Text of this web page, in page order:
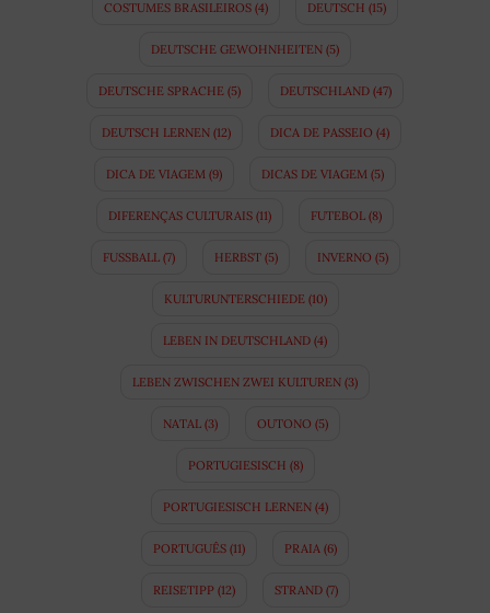
COSTUMES BRASILEIROS (4) DEUTSCH (15)
DEUTSCHE GEWOHNHEITEN (5)
DEUTSCHE SPRACHE (5) DEUTSCHLAND (47)
DEUTSCH LERNEN(12) DICA DE PASSEIO (4)
DICA DE VIAGEM (9) DICAS DE VIAGEM (5)
DIFERENÇAS CULTURAIS (11) FUTEBOL (8)
FUSSBALL (7) HERBST(5) INVERNO (5)
KULTURUNTERSCHIEDE(10)
LEBEN IN DEUTSCHLAND (4)
LEBEN ZWISCHEN ZWEI KULTUREN (3)
NATAL(3) OUTONO (5)
PORTUGIESISCH (8)
PORTUGIESISCH LERNEN(4)
PORTUGUÊS (11) PRAIA (6)
REISETIPP(12) STRAND(7)